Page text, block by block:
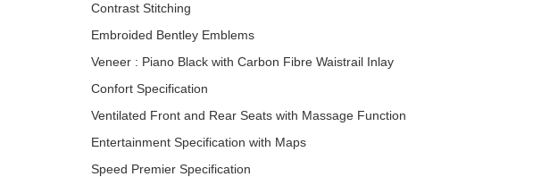
Contrast Stitching
Embroided Bentley Emblems
Veneer : Piano Black with Carbon Fibre Waistrail Inlay
Confort Specification
Ventilated Front and Rear Seats with Massage Function
Entertainment Specification with Maps
Speed Premier Specification